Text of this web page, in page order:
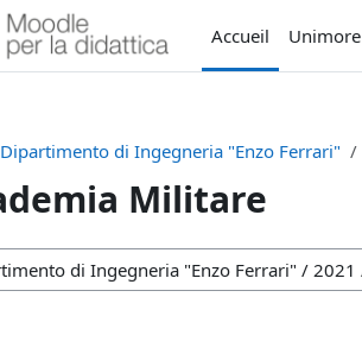
Accueil
Unimore
Dipartimento di Ingegneria "Enzo Ferrari"
Militare
de cours